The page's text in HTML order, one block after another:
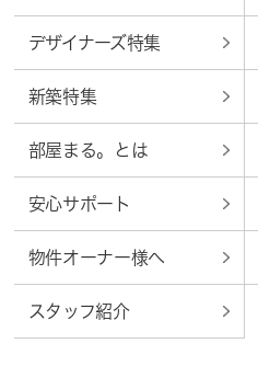
デザイナーズ特集
新築特集
部屋まる。とは
安心サポート
物件オーナー様へ
スタッフ紹介